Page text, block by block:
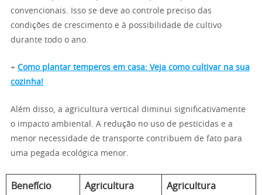
convencionais. Isso se deve ao controle preciso das
condições de crescimento e à possibilidade de cultivo
durante todo o ano.
+ Como plantar temperos em casa: Veja como cultivar na sua
cozinha!
Além disso, a agricultura vertical diminui significativamente
o impacto ambiental. A redução no uso de pesticidas e a
menor necessidade de transporte contribuem de fato para
uma pegada ecológica menor.
Benefício
Agricultura
Agricultura